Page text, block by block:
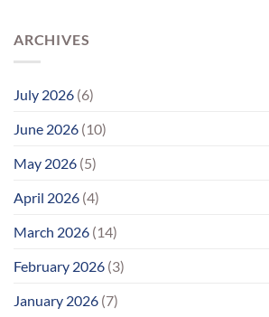
ARCHIVES
July 2026 (6)
June 2026 (10)
May 2026 (5)
April 2026 (4)
March 2026 (14)
February 2026 (3)
January 2026 (7)